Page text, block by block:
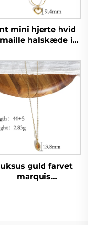
mini hjerte hvid
halskæde i
til middag
guld farvet
marquis